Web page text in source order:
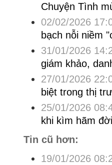
Chuyện Tình
02/02/2026
bạch nỗi niềm
31/01/2026
giám khảo,
27/01/2026
biệt trong thị
25/01/2026
khi kìm hãm
Tin cũ hơn:
19/01/2026